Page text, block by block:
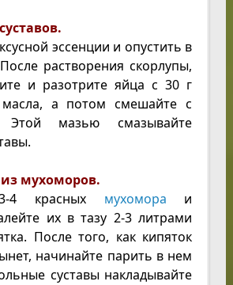
эссенции и опустить в
растворения скорлупы,
и разотрите яйца с 30 г
масла, а потом смешайте с
Этой мазью смазывайте
мухоморов.
4 красных мухомора и
их в тазу 2-3 литрами
После того, как кипяток
начинайте парить в нем
суставы накладывайте